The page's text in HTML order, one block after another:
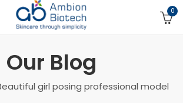
0
Our Blog
girl posing professional model